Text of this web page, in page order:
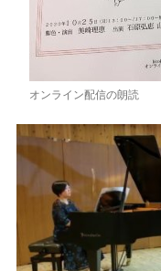
オンライン配信の朗読